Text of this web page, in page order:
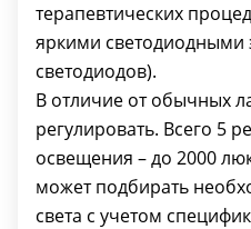
терапевтических
яркими светодиодными
светодиодов).
В отличие от обычных
регулировать. Всего 5
освещения – до 2000
может подбирать
света с учетом